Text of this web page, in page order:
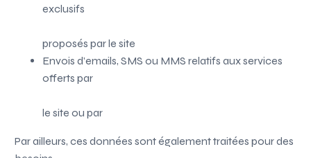
exclusifs
proposés par le site
Envois d’emails, SMS ou MMS relatifs aux services
offerts par
le site ou par
Par ailleurs, ces données sont également traitées pour des